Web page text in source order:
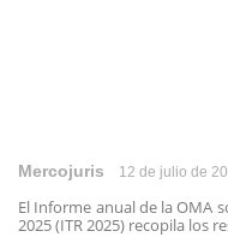
Mercojuris 12 de julio de
El Informe anual de la OMA
2025 (ITR 2025) recopila los